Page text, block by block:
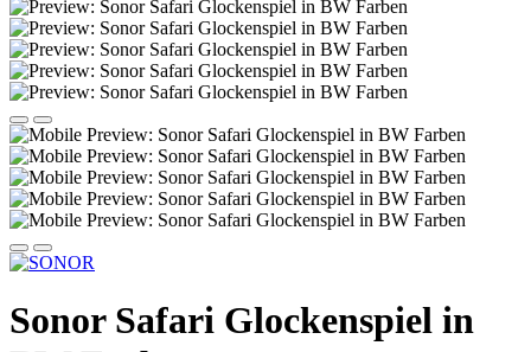
Sonor Safari Glockenspiel in